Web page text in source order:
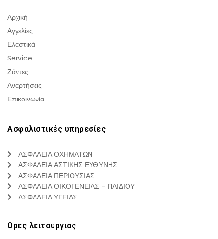
Αρχική
Αγγελίες
Ελαστικά
Service
Ζάντες
Αναρτήσεις
Επικοινωνία
Ασφαλιστικές υπηρεσίες
ΑΣΦΑΛΕΙΑ ΟΧΗΜΑΤΩΝ
ΑΣΦΑΛΕΙΑ ΑΣΤΙΚΗΣ ΕΥΘΥΝΗΣ
ΑΣΦΑΛΕΙΑ ΠΕΡΙΟΥΣΙΑΣ
ΑΣΦΑΛΕΙΑ ΟΙΚΟΓΕΝΕΙΑΣ - ΠΑΙΔΙΟΥ
ΑΣΦΑΛΕΙΑ ΥΓΕΙΑΣ
Ωρες λειτουργιας